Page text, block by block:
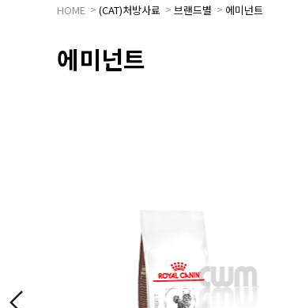
HOME > (CAT)처방사료 > 브랜드별 > 에미넌트
에미넌트